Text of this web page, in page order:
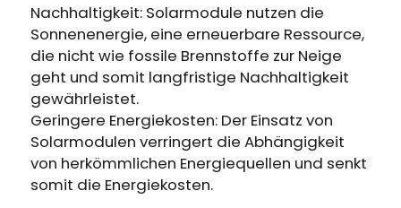
Nachhaltigkeit: Solarmodule nutzen die
Sonnenenergie, eine erneuerbare Ressource,
die nicht wie fossile Brennstoffe zur Neige
geht und somit langfristige Nachhaltigkeit
gewährleistet.
Geringere Energiekosten: Der Einsatz von
Solarmodulen verringert die Abhängigkeit
von herkömmlichen Energiequellen und senkt
somit die Energiekosten.